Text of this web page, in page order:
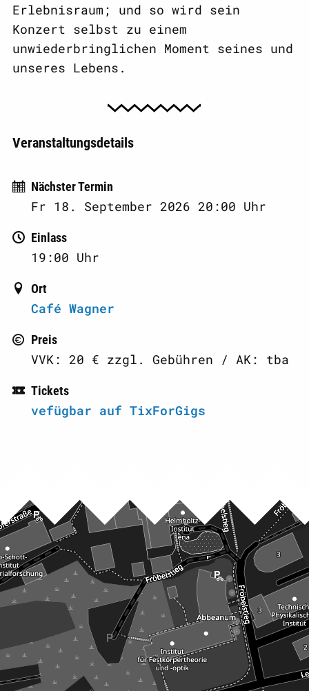
Erlebnisraum; und so wird sein
Konzert selbst zu einem
unwiederbringlichen Moment seines und
unseres Lebens.
Veranstaltungsdetails
Nächster Termin
Fr 18. September 2026 20:00 Uhr
Einlass
19:00 Uhr
Ort
Café Wagner
Preis
VVK: 20 € zzgl. Gebühren / AK: tba
Tickets
vefügbar auf TixForGigs